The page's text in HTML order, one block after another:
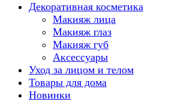
Декоративная косметика
Макияж лица
Макияж глаз
Макияж губ
Аксессуары
Уход за лицом и телом
Товары для дома
Новинки